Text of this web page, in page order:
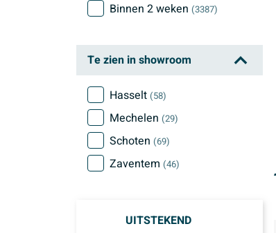
Binnen 2 weken (3387)
Te zien in showroom
Hasselt (58)
Mechelen (29)
Schoten (69)
Zaventem (46)
UITSTEKEND